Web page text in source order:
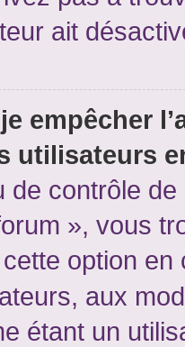
ait
empêcher
utilisateurs
de contrôle
», vous
cette option
aux
étant un